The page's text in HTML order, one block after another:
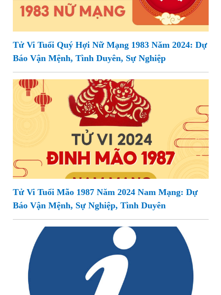
Tử Vi Tuổi Quý Hợi Nữ Mạng 1983 Năm 2024: Dự
Báo Vận Mệnh, Tình Duyên, Sự Nghiệp
Tử Vi Tuổi Mão 1987 Năm 2024 Nam Mạng: Dự
Báo Vận Mệnh, Sự Nghiệp, Tình Duyên